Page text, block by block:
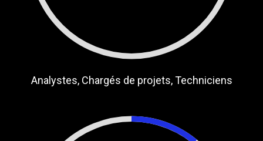
Analystes, Chargés de projets,Techniciens